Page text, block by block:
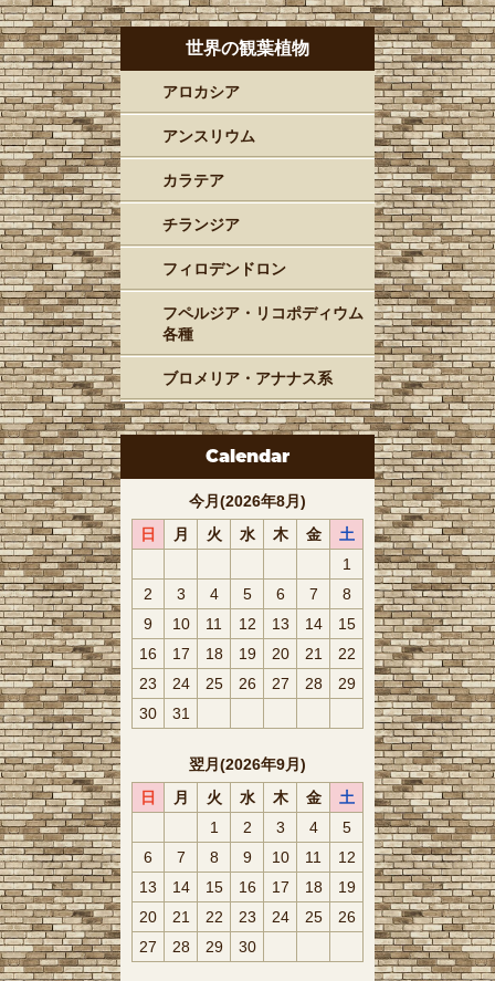
世界の観葉植物
アロカシア
アンスリウム
カラテア
チランジア
フィロデンドロン
フペルジア・リコポディウム
各種
ブロメリア・アナナス系
Calendar
今月(2026年8月)
日
月 火 水 木 金
土
1
2
3 4 5 6 7
8
9
10 11 12 13 14
15
16
17 18 19 20 21
22
23
24 25 26 27 28
29
30
31
翌月(2026年9月)
日
月 火 水 木 金
土
1
2 3 4
5
6
7 8 9 10 11
12
13
14 15 16 17 18
19
20
21 22 23 24 25
26
27
28 29 30